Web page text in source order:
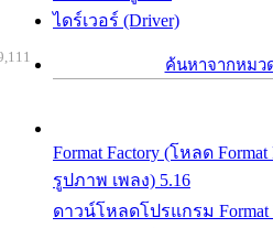
ไดร์เวอร์ (Driver)
ค้นหาจากหมว
Format Factory (โหลด
รูปภาพ เพลง) 5.16
ดาวน์โหลดโปรแกรม